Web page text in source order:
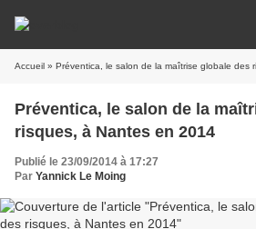
Accueil » Préventica, le salon de la maîtrise globale des
Préventica, le salon de la
risques, à Nantes en 2014
Publié le 23/09/2014 à 17:27
Par Yannick Le Moing